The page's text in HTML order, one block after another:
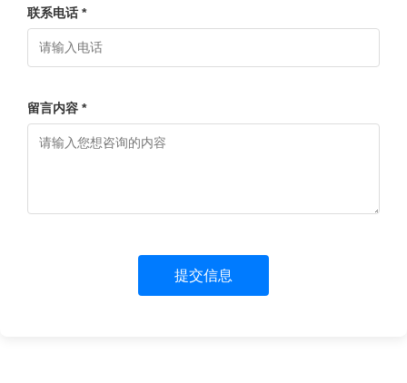
联系电话 *
留言内容 *
提交信息